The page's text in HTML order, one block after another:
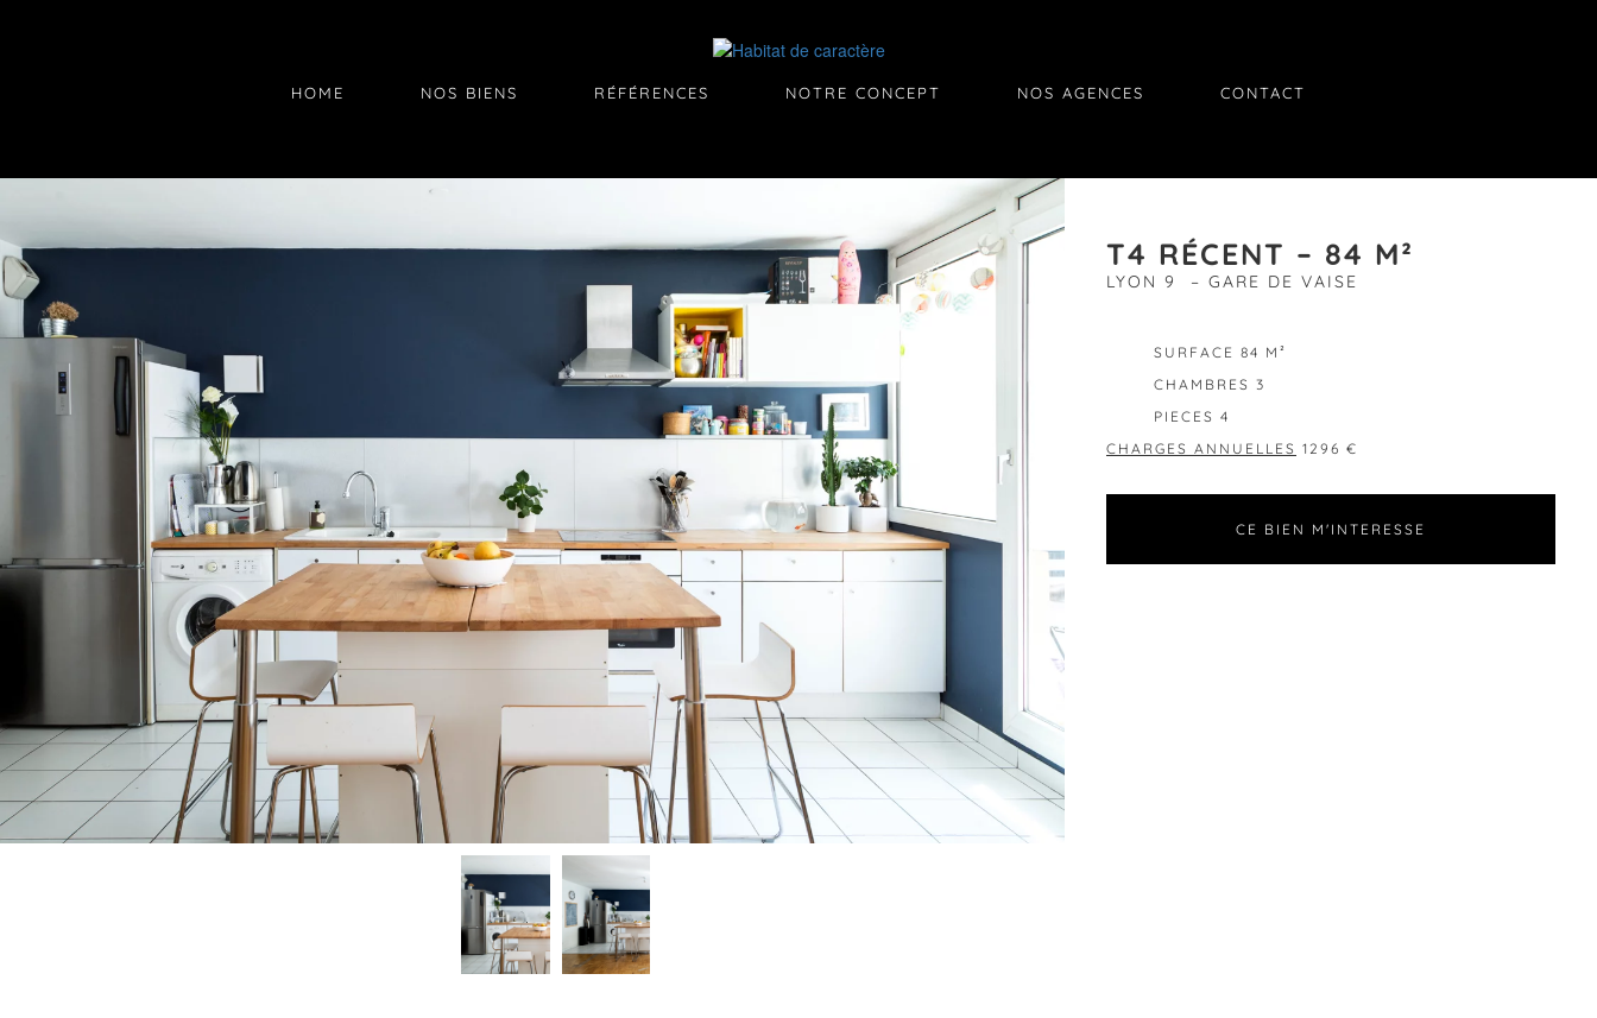
HOME NOS BIENS RÉFÉRENCES NOTRE CONCEPT NOS AGENCES CONTACT
T4 RÉCENT – 84 M²
LYON 9 – GARE DE VAISE
SURFACE 84 M²
CHAMBRES 3
PIECES 4
CHARGES ANNUELLES 1296 €
CE BIEN M'INTERESSE